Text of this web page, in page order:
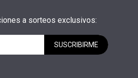
a sorteos exclusivos:
SUSCRIBIRME